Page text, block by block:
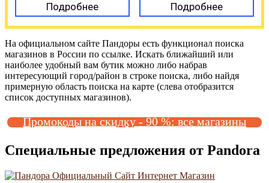
Подробнее Подробнее
На официальном сайте Пандоры есть функционал поиска
магазинов в России по ссылке. Искать ближайший или
наиболее удобный вам бутик можно либо набрав
интересующий город/район в строке поиска, либо найдя
примерную область поиска на карте (слева отобразится
список доступных магазинов).
Промокоды на скидку - 90 %: все магазины
Специальные предложения от Pandora